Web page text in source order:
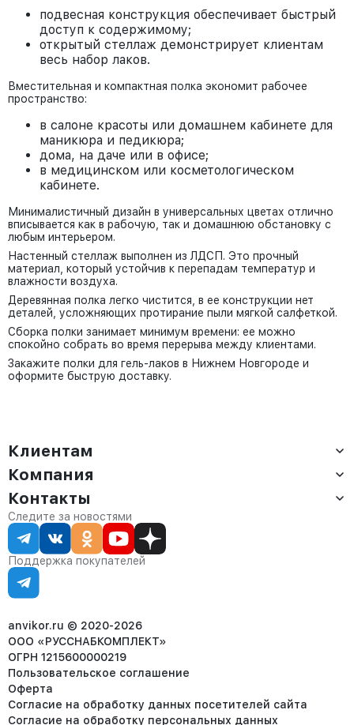
подвесная конструкция обеспечивает быстрый
доступ к содержимому;
открытый стеллаж демонстрирует клиентам
весь набор лаков.
Вместительная и компактная полка экономит рабочее
пространство:
в салоне красоты или домашнем кабинете для
маникюра и педикюра;
дома, на даче или в офисе;
в медицинском или косметологическом
кабинете.
Минималистичный дизайн в универсальных цветах отлично
вписывается как в рабочую, так и домашнюю обстановку с
любым интерьером.
Настенный стеллаж выполнен из ЛДСП. Это прочный
материал, который устойчив к перепадам температур и
влажности воздуха.
Деревянная полка легко чистится, в ее конструкции нет
деталей, усложняющих протирание пыли мягкой салфеткой.
Сборка полки занимает минимум времени: ее можно
спокойно собрать во время перерыва между клиентами.
Закажите полки для гель-лаков в Нижнем Новгороде и
оформите быструю доставку.
Клиентам
Доставка
Оплата
Сервис
Статус заказа
Статьи
Компания
О компании
Контакты
Партнёрам
Контакты
Отдел продаж:
8 (800) 234-22-62
corp@anvikor.ru
Ежедневно, с 7:00-19:00 (МСК)
Отдел рекламации:
8 (953) 455-25-61
Следите за новостями
Поддержка покупателей
anvikor.ru © 2020-2026
ООО «РУССНАБКОМПЛЕКТ»
ОГРН 1215600000219
Пользовательское соглашение
Оферта
Согласие на обработку данных посетителей сайта
Согласие на обработку персональных данных